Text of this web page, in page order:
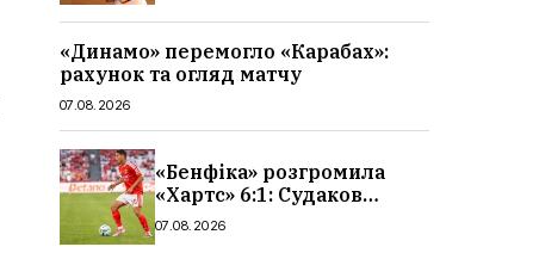
«Динамо» перемогло «Карабах»:
рахунок та огляд матчу
07.08.2026
«Бенфіка» розгромила
«Хартс» 6:1: Судаков
відзначився асистом,
07.08.2026